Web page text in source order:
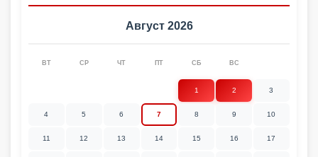
Август 2026
ВТ СР ЧТ ПТ СБ ВС
1 2 3
4 5 6 7 8 9 10
11 12 13 14 15 16 17